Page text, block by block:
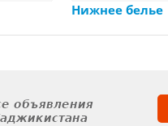
Нижнее белье